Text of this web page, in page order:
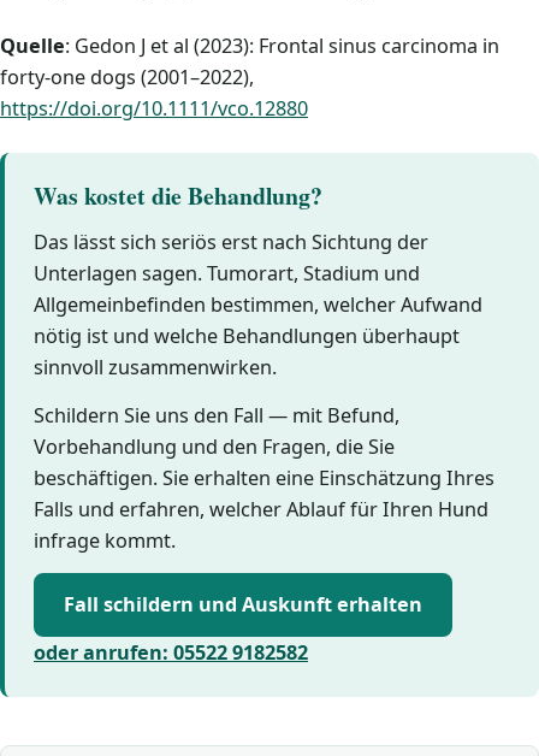
Quelle: Gedon J et al (2023): Frontal sinus carcinoma in
forty-one dogs (2001–2022),
https://doi.org/10.1111/vco.12880
Was kostet die Behandlung?
Das lässt sich seriös erst nach Sichtung der
Unterlagen sagen. Tumorart, Stadium und
Allgemeinbefinden bestimmen, welcher Aufwand
nötig ist und welche Behandlungen überhaupt
sinnvoll zusammenwirken.
Schildern Sie uns den Fall — mit Befund,
Vorbehandlung und den Fragen, die Sie
beschäftigen. Sie erhalten eine Einschätzung Ihres
Falls und erfahren, welcher Ablauf für Ihren Hund
infrage kommt.
Fall schildern und Auskunft erhalten
oder anrufen: 05522 9182582